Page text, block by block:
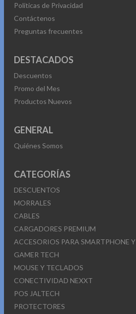
Políticas de Privacidad
Contáctenos
Preguntas frecuentes
DESTACADOS
Descuentos
Promo del Mes
Productos Nuevos
GENERAL
Quiénes Somos
CATEGORÍAS
DESCUENTOS
MORRALES
CABLES
CARGADORES PREMIUM
ACCESORIOS PARA SMARTPHONE
GAMER TECH
MOUSE Y TECLADOS
CONECTIVIDAD NEXXT
POS JALTECH
PROTECTORES